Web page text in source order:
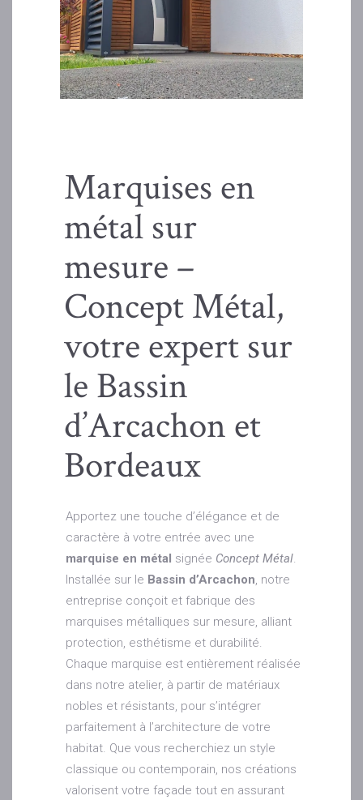
Marquises en
métal sur
mesure –
Concept Métal,
votre expert sur
le Bassin
d’Arcachon et
Bordeaux
Apportez une touche d’élégance et de
caractère à votre entrée avec une
marquise en métal signée Concept Métal.
Installée sur le Bassin d’Arcachon, notre
entreprise conçoit et fabrique des
marquises métalliques sur mesure, alliant
protection, esthétisme et durabilité.
Chaque marquise est entièrement réalisée
dans notre atelier, à partir de matériaux
nobles et résistants, pour s’intégrer
parfaitement à l’architecture de votre
habitat. Que vous recherchiez un style
classique ou contemporain, nos créations
valorisent votre façade tout en assurant